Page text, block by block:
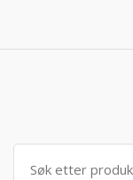
Søk
etter: